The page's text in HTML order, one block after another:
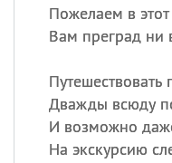
Пожелаем в
Вам преград ни
Путешествовать
Дважды всюду
И возможно
На экскурсию